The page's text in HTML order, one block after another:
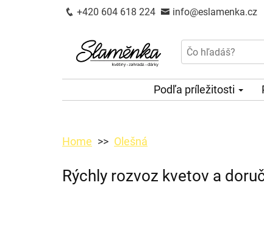
+420 604 618 224 info@eslamenka.cz
Podľa príležitosti
Home Olešná
Rýchly rozvoz kvetov a